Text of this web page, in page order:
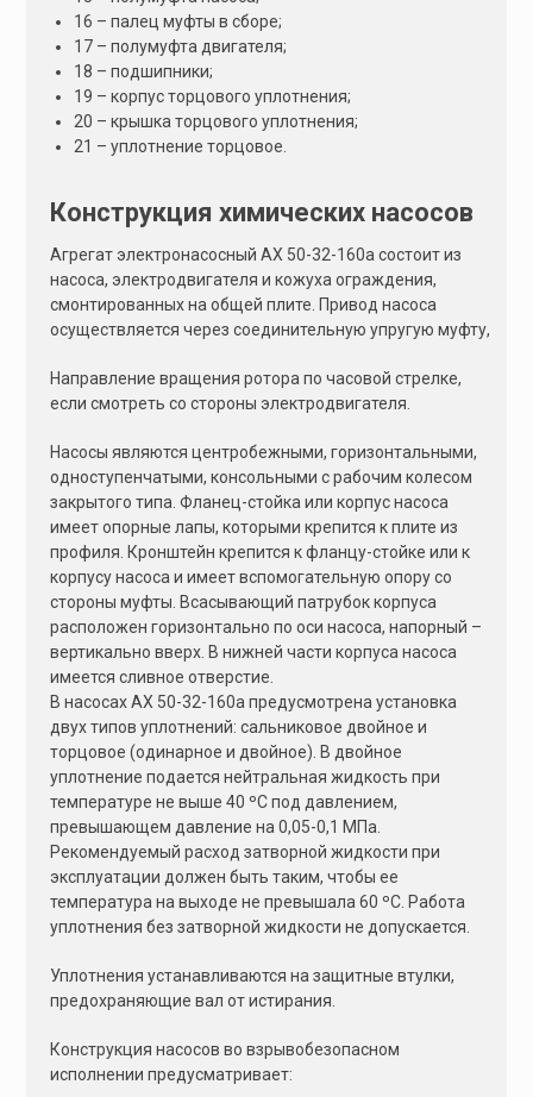
16 – палец муфты в сборе;
17 – полумуфта двигателя;
18 – подшипники;
19 – корпус торцового уплотнения;
20 – крышка торцового уплотнения;
21 – уплотнение торцовое.
Конструкция химических насосов
Агрегат электронасосный АХ 50-32-160а состоит из
насоса, электродвигателя и кожуха ограждения,
смонтированных на общей плите. Привод насоса
осуществляется через соединительную упругую муфту,
Направление вращения ротора по часовой стрелке,
если смотреть со стороны электродвигателя.
Насосы являются центробежными, горизонтальными,
одноступенчатыми, консольными с рабочим колесом
закрытого типа. Фланец-стойка или корпус насоса
имеет опорные лапы, которыми крепится к плите из
профиля. Кронштейн крепится к фланцу-стойке или к
корпусу насоса и имеет вспомогательную опору со
стороны муфты. Всасывающий патрубок корпуса
расположен горизонтально по оси насоса, напорный –
вертикально вверх. В нижней части корпуса насоса
имеется сливное отверстие.
В насосах АХ 50-32-160а предусмотрена установка
двух типов уплотнений: сальниковое двойное и
торцовое (одинарное и двойное). В двойное
уплотнение подается нейтральная жидкость при
температуре не выше 40 ºС под давлением,
превышающем давление на 0,05-0,1 МПа.
Рекомендуемый расход затворной жидкости при
эксплуатации должен быть таким, чтобы ее
температура на выходе не превышала 60 ºС. Работа
уплотнения без затворной жидкости не допускается.
Уплотнения устанавливаются на защитные втулки,
предохраняющие вал от истирания.
Конструкция насосов во взрывобезопасном
исполнении предусматривает: